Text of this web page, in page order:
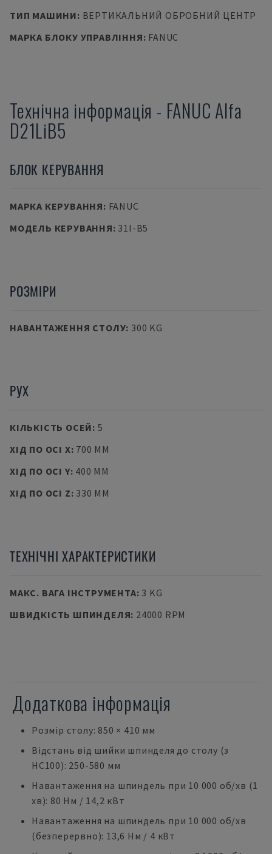
ТИП МАШИНИ: ВЕРТИКАЛЬНИЙ ОБРОБНИЙ ЦЕНТР
МАРКА БЛОКУ УПРАВЛІННЯ: FANUC
Технічна інформація - FANUC Alfa
D21LiB5
БЛОК КЕРУВАННЯ
МАРКА КЕРУВАННЯ: FANUC
МОДЕЛЬ КЕРУВАННЯ: 31I-B5
РОЗМІРИ
НАВАНТАЖЕННЯ СТОЛУ: 300 KG
РУХ
КІЛЬКІСТЬ ОСЕЙ: 5
ХІД ПО ОСІ X: 700 MM
ХІД ПО ОСІ Y: 400 MM
ХІД ПО ОСІ Z: 330 MM
ТЕХНІЧНІ ХАРАКТЕРИСТИКИ
МАКС. ВАГА ІНСТРУМЕНТА: 3 KG
ШВИДКІСТЬ ШПИНДЕЛЯ: 24000 RPM
Додаткова інформація
Розмір столу: 850 × 410 мм
Відстань від шийки шпинделя до столу (з
HC100): 250-580 мм
Навантаження на шпиндель при 10 000 об/хв (1
хв): 80 Нм / 14,2 кВт
Навантаження на шпиндель при 10 000 об/хв
(безперервно): 13,6 Нм / 4 кВт